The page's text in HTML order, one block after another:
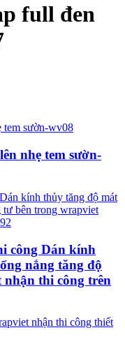
full đen
nhẹ tem sườn-
công Dán kính
nắng tăng độ
thi công trên